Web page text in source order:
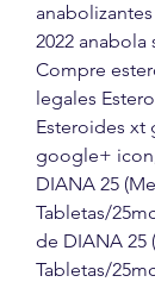
2022
Compre
legales
Esteroides xt
google+
DIANA 25
Tabletas/
de DIANA 25
Tabletas/